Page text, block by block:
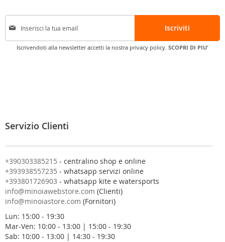
I
c
l
n
o
s
t
r
a
e
w
s
Iscriviti
Iscrivendoti alla newsletter accetti la nostra privacy policy. SCOPRI DI PIU'
Servizio Clienti
+390303385215 - centralino shop e online
+393938557235 - whatsapp servizi online
+393801726903 - whatsapp kite e watersports
info@minoiawebstore.com (Clienti)
info@minoiastore.com (Fornitori)
Lun: 15:00 - 19:30
Mar-Ven: 10:00 - 13:00 | 15:00 - 19:30
Sab: 10:00 - 13:00 | 14:30 - 19:30